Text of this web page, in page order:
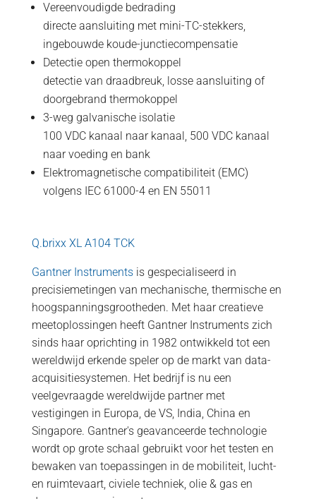
Vereenvoudigde bedrading
directe aansluiting met mini-TC-stekkers,
ingebouwde koude-junctiecompensatie
Detectie open thermokoppel
detectie van draadbreuk, losse aansluiting of
doorgebrand thermokoppel
3-weg galvanische isolatie
100 VDC kanaal naar kanaal, 500 VDC kanaal
naar voeding en bank
Elektromagnetische compatibiliteit (EMC)
volgens IEC 61000-4 en EN 55011
Q.brixx XL A104 TCK
Gantner Instrumentsis gespecialiseerd in
precisiemetingen van mechanische, thermische en
hoogspanningsgrootheden. Met haar creatieve
meetoplossingen heeft Gantner Instruments zich
sinds haar oprichting in 1982 ontwikkeld tot een
wereldwijd erkende speler op de markt van data-
acquisitiesystemen. Het bedrijf is nu een
veelgevraagde wereldwijde partner met
vestigingen in Europa, de VS, India, China en
Singapore. Gantner's geavanceerde technologie
wordt op grote schaal gebruikt voor het testen en
bewaken van toepassingen in de mobiliteit, lucht-
en ruimtevaart, civiele techniek, olie & gas en